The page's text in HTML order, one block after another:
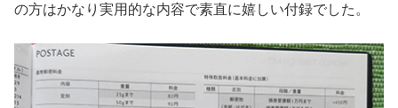
の方はかなり実用的な内容で素直に嬉しい付録でした。